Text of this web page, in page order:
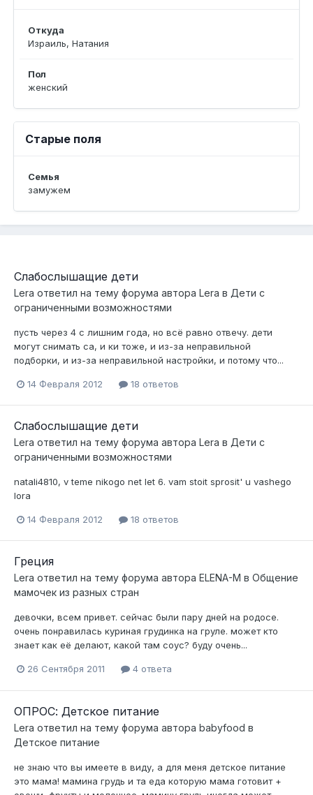
Откуда
Израиль, Натания
Пол
женский
Старые поля
Семья
замужем
Слабослышащие дети
Lera ответил на тему форума автора Lera в Дети с
ограниченными возможностями
пусть через 4 с лишним года, но всё равно отвечу. дети
могут снимать са, и ки тоже, и из-за неправильной
подборки, и из-за неправильной настройки, и потому что...
14 Февраля 2012 18 ответов
Слабослышащие дети
Lera ответил на тему форума автора Lera в Дети с
ограниченными возможностями
natali4810, v teme nikogo net let 6. vam stoit sprosit' u vashego
lora
14 Февраля 2012 18 ответов
Греция
Lera ответил на тему форума автора ELENA-M в Общение
мамочек из разных стран
девочки, всем привет. сейчас были пару дней на родосе.
очень понравилась куриная грудинка на груле. может кто
знает как её делают, какой там соус? буду очень...
26 Сентября 2011 4 ответа
ОПРОС: Детское питание
Lera ответил на тему форума автора babyfood в
Детское питание
не знаю что вы имеете в виду, а для меня детское питание
это мама! мамина грудь и та еда которую мама готовит +